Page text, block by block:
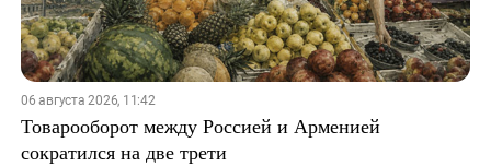
06 августа 2026, 11:42
Товарооборот между Россией и Арменией
сократился на две трети